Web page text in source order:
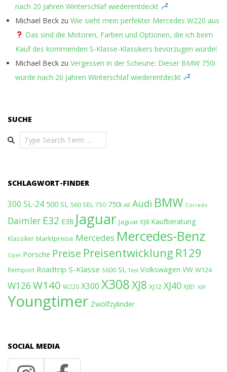
nach 20 Jahren Winterschlaf wiederentdeckt
Michael Beck zu Wie sieht mein perfekter Mercedes W220 aus
Das sind die Motoren, Farben und Optionen, die ich beim
Kauf des kommenden S-Klasse-Klassikers bevorzugen würde!
Michael Beck zu Vergessen in der Scheune: Dieser BMW 750i
wurde nach 20 Jahren Winterschlaf wiederentdeckt
SUCHE
Search
SCHLAGWORT-FINDER
300 SL-24 500 SL 560 SEL 750 750i A8 Audi BMW Corrado
Daimler E32 E38 Jaguar Jaguar XJ8 Kaufberatung
Klassiker Marktpreise Mercedes Mercedes-Benz
Opel Porsche Preise Preisentwicklung R129
Reimport Roadtrip S-Klasse S600 SL Test Volkswagen VW W124
W126 W140 W220 X300 X308XJ8 XJ12 XJ40 XJ81 XJR
Youngtimer Zwölfzylinder
SOCIAL MEDIA